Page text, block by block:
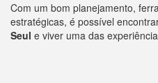
Com um bom planejamento,
estratégicas, é possível
Seul e viver uma das